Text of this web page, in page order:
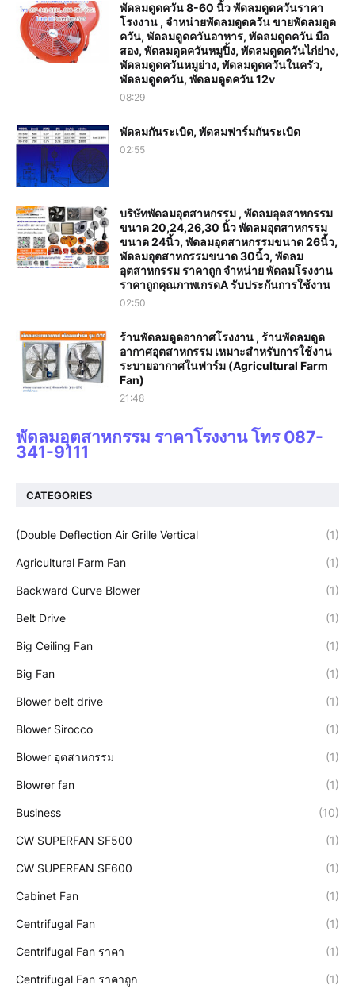
พัดลมดูดควัน 8-60 นิ้ว พัดลมดูดควันราคา
โรงงาน , จำหน่ายพัดลมดูดควัน ขายพัดลมดูด
ควัน, พัดลมดูดควันอาหาร, พัดลมดูดควัน มือ
สอง, พัดลมดูดควันหมูปิ้ง, พัดลมดูดควันไก่ย่าง,
พัดลมดูดควันหมูย่าง, พัดลมดูดควันในครัว,
พัดลมดูดควัน, พัดลมดูดควัน 12v
08:29
พัดลมกันระเบิด, พัดลมฟาร์มกันระเบิด
02:55
บริษัทพัดลมอุตสาหกรรม , พัดลมอุตสาหกรรม
ขนาด 20,24,26,30 นิ้ว พัดลมอุตสาหกรรม
ขนาด 24นิ้ว, พัดลมอุตสาหกรรมขนาด 26นิ้ว,
พัดลมอุตสาหกรรมขนาด 30นิ้ว, พัดลม
อุตสาหกรรม ราคาถูก จำหน่าย พัดลมโรงงาน
ราคาถูกคุณภาพเกรดA รับประกันการใช้งาน‎
02:50
ร้านพัดลมดูดอากาศโรงงาน , ร้านพัดลมดูด
อากาศอุตสาหกรรม เหมาะสำหรับการใช้งาน
ระบายอากาศในฟาร์ม (Agricultural Farm
Fan)
21:48
พัดลมอุตสาหกรรม ราคาโรงงาน โทร 087-
341-9111
CATEGORIES
(Double Deflection Air Grille Vertical (1)
Agricultural Farm Fan (1)
Backward Curve Blower (1)
Belt Drive (1)
Big Ceiling Fan (1)
Big Fan (1)
Blower belt drive (1)
Blower Sirocco (1)
Blower อุตสาหกรรม (1)
Blowrer fan (1)
Business (10)
CW SUPERFAN SF500 (1)
CW SUPERFAN SF600 (1)
Cabinet Fan (1)
Centrifugal Fan (1)
Centrifugal Fan ราคา (1)
Centrifugal Fan ราคาถูก (1)